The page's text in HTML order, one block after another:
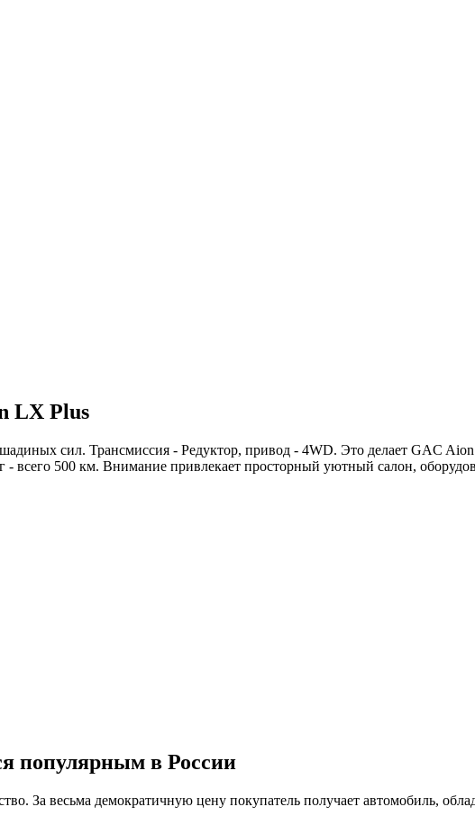
LX Plus
сил. Трансмиссия - Редуктор, привод - 4WD. Это делает GAC
- всего 500 км. Внимание привлекает просторный уютный салон,
популярным в России
За весьма демократичную цену покупатель получает автомобиль,